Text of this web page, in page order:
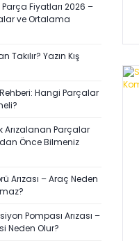
Fiyatları 2026 –
ve Ortalama
Takılır? Yazın Kış
Hangi Parçalar
Arızalanan Parçalar
Önce Bilmeniz
Arızası – Araç Neden
Pompası Arızası –
Neden Olur?